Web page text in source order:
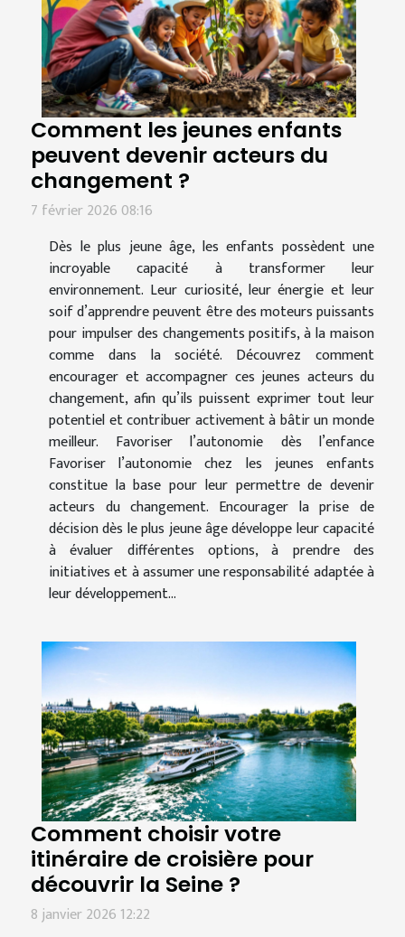
Comment les jeunes enfants
peuvent devenir acteurs du
changement ?
7 février 2026 08:16
Dès le plus jeune âge, les enfants possèdent une
incroyable capacité à transformer leur
environnement. Leur curiosité, leur énergie et leur
soif d’apprendre peuvent être des moteurs puissants
pour impulser des changements positifs, à la maison
comme dans la société. Découvrez comment
encourager et accompagner ces jeunes acteurs du
changement, afin qu’ils puissent exprimer tout leur
potentiel et contribuer activement à bâtir un monde
meilleur. Favoriser l’autonomie dès l’enfance
Favoriser l’autonomie chez les jeunes enfants
constitue la base pour leur permettre de devenir
acteurs du changement. Encourager la prise de
décision dès le plus jeune âge développe leur capacité
à évaluer différentes options, à prendre des
initiatives et à assumer une responsabilité adaptée à
leur développement...
Comment choisir votre
itinéraire de croisière pour
découvrir la Seine ?
8 janvier 2026 12:22